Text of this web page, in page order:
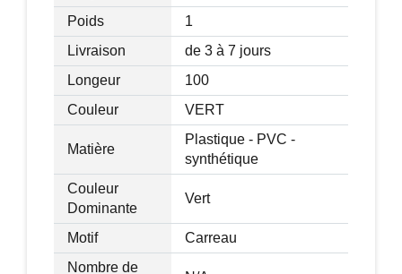
Poids
1
Livraison
de 3 à 7 jours
Longeur
100
Couleur
VERT
Matière
Plastique - PVC -
synthétique
Couleur
Dominante
Vert
Motif
Carreau
Nombre de